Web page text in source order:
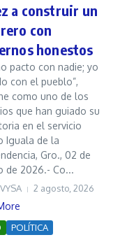
a construir un
con
honestos
pacto con nadie; yo
con el pueblo”,
como uno de los
que han guiado su
en el servicio
Iguala de la
Gro., 02 de
de 2026.- Co...
2 agosto, 2026
POLÍTICA